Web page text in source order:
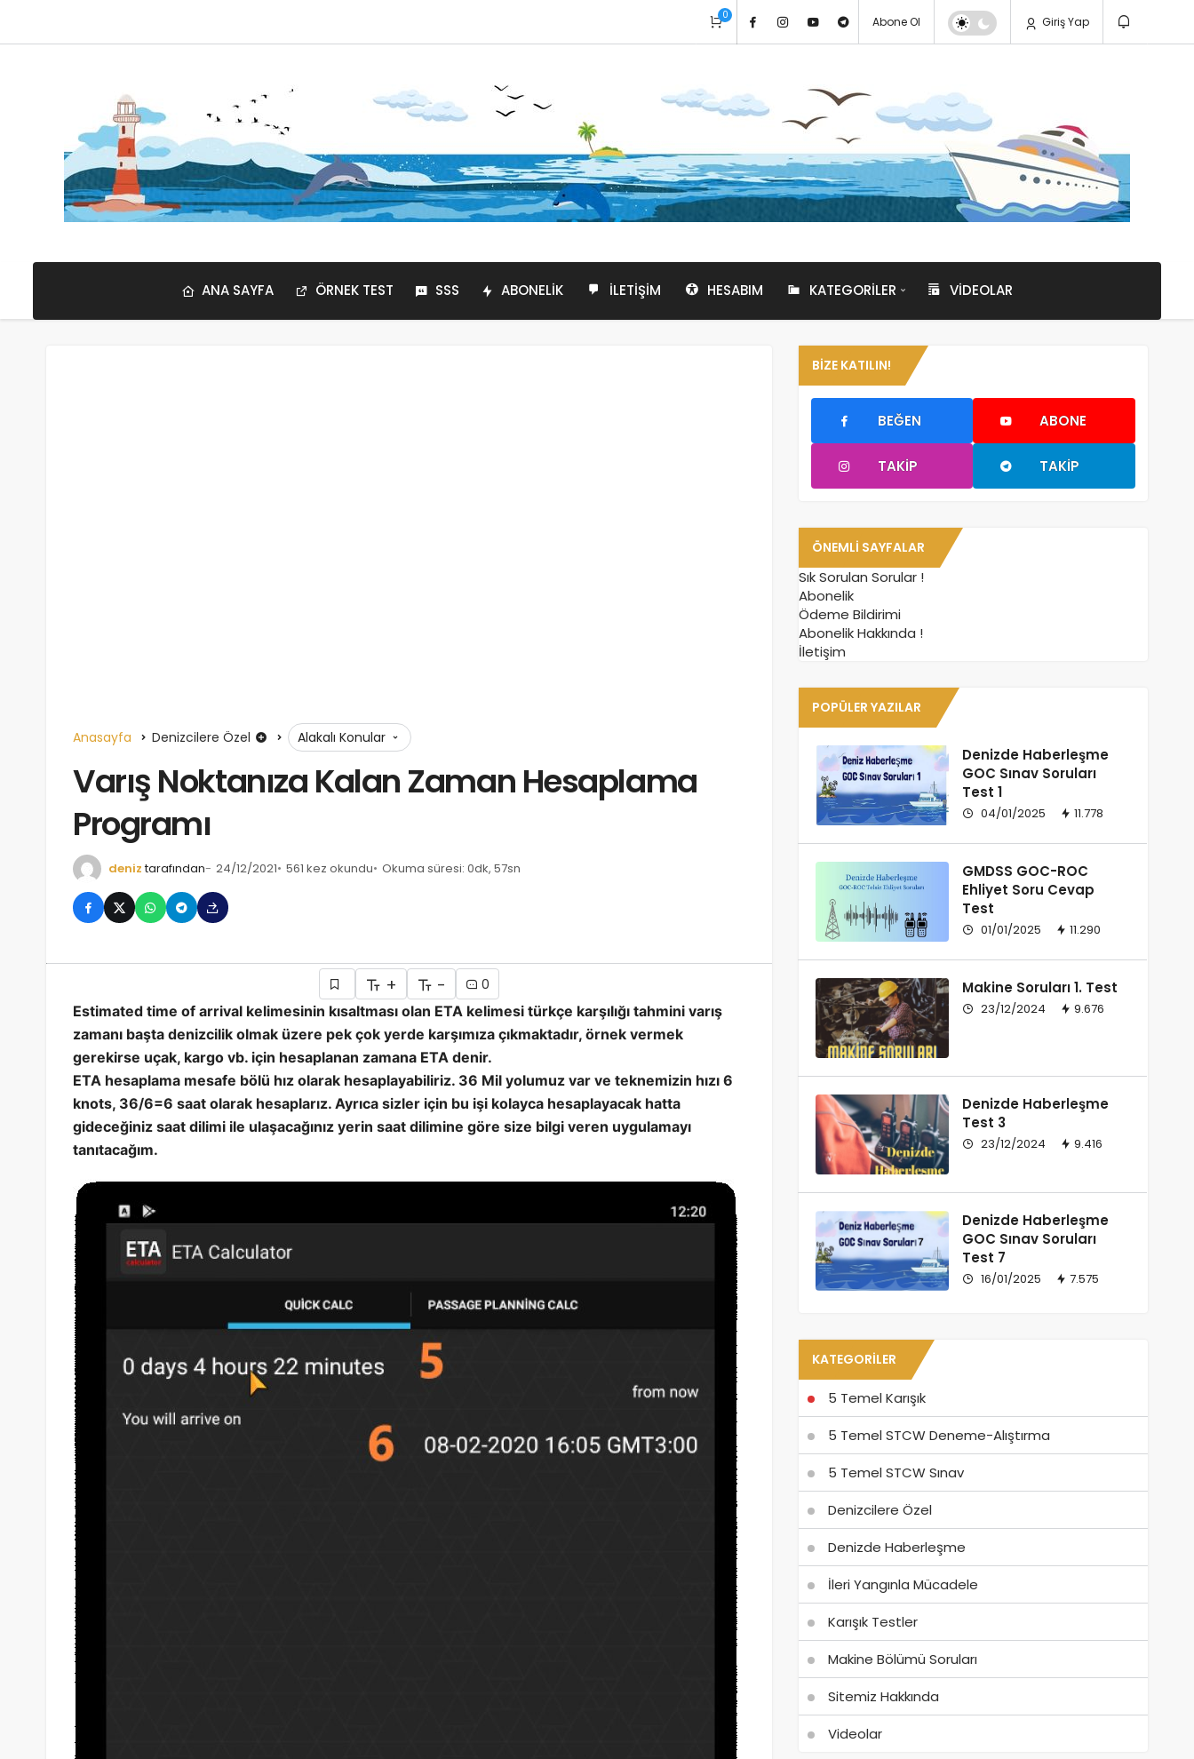
0 Abone Ol Giriş Yap
ANA SAYFA ÖRNEK TEST SSS ABONELIK İLETIŞIM HESABIM KATEGORILER VIDEOLAR
Anasayfa Denizcilere Özel Alakalı Konular
Varış Noktanıza Kalan Zaman Hesaplama
Programı
deniz tarafından 24/12/2021 561 kez okundu Okuma süresi: 0dk, 57sn
+ -
0
Estimated time of arrival kelimesinin kısaltması olan ETA kelimesi türkçe karşılığı tahmini varış
zamanı başta denizcilik olmak üzere pek çok yerde karşımıza çıkmaktadır, örnek vermek
gerekirse uçak, kargo vb. için hesaplanan zamana ETA denir.
ETA hesaplama mesafe bölü hız olarak hesaplayabiliriz. 36 Mil yolumuz var ve teknemizin hızı 6
knots, 36/6=6 saat olarak hesaplarız. Ayrıca sizler için bu işi kolayca hesaplayacak hatta
gideceğiniz saat dilimi ile ulaşacağınız yerin saat dilimine göre size bilgi veren uygulamayı
tanıtacağım.
BIZE KATILIN!
BEĞEN ABONE
TAKIP TAKIP
ÖNEMLI SAYFALAR
Sık Sorulan Sorular !
Abonelik
Ödeme Bildirimi
Abonelik Hakkında !
İletişim
POPÜLER YAZILAR
Denizde Haberleşme
GOC Sınav Soruları
Test 1
04/01/2025 11.778
GMDSS GOC-ROC
Ehliyet Soru Cevap
Test
01/01/2025 11.290
Makine Soruları 1. Test
23/12/2024 9.676
Denizde Haberleşme
Test 3
23/12/2024 9.416
Denizde Haberleşme
GOC Sınav Soruları
Test 7
16/01/2025 7.575
KATEGORILER
5 Temel Karışık
5 Temel STCW Deneme-Alıştırma
5 Temel STCW Sınav
Denizcilere Özel
Denizde Haberleşme
İleri Yangınla Mücadele
Karışık Testler
Makine Bölümü Soruları
Sitemiz Hakkında
Videolar